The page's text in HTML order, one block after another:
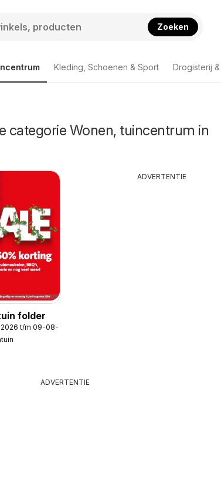
Zoeken
Kleding, Schoenen & Sport Drogisterij
categorie Wonen, tuincentrum in
folder
t/m 09-08-2026
ADVERTENTIE
ADVERTENTIE